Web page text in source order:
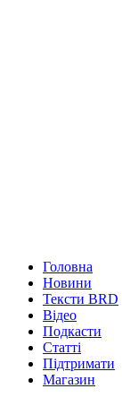
Головна
Новини
Тексти BRD
Відео
Подкасти
Статті
Підтримати
Магазин